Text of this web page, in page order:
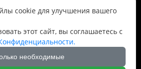
район Синьфу, Фушунь,
cookie для улучшения вашего
этот сайт, вы соглашаетесь с
необходимые